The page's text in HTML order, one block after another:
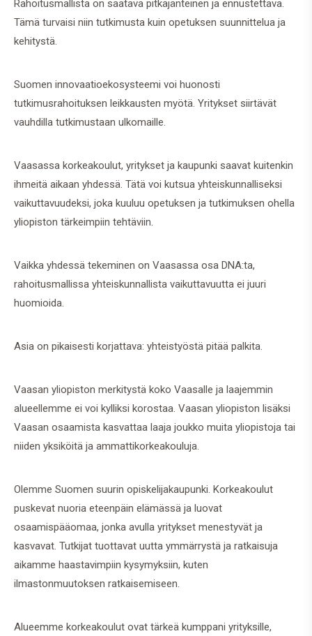
Rahoitusmallista on saatava pitkäjänteinen ja ennustettava.
Tämä turvaisi niin tutkimusta kuin opetuksen suunnittelua ja
kehitystä.
Suomen innovaatioekosysteemi voi huonosti
tutkimusrahoituksen leikkausten myötä. Yritykset siirtävät
vauhdilla tutkimustaan ulkomaille.
Vaasassa korkeakoulut, yritykset ja kaupunki saavat kuitenkin
ihmeitä aikaan yhdessä. Tätä voi kutsua yhteiskunnalliseksi
vaikuttavuudeksi, joka kuuluu opetuksen ja tutkimuksen ohella
yliopiston tärkeimpiin tehtäviin.
Vaikka yhdessä tekeminen on Vaasassa osa DNA:ta,
rahoitusmallissa yhteiskunnallista vaikuttavuutta ei juuri
huomioida.
Asia on pikaisesti korjattava: yhteistyöstä pitää palkita.
Vaasan yliopiston merkitystä koko Vaasalle ja laajemmin
alueellemme ei voi kylliksi korostaa. Vaasan yliopiston lisäksi
Vaasan osaamista kasvattaa laaja joukko muita yliopistoja tai
niiden yksiköitä ja ammattikorkeakouluja.
Olemme Suomen suurin opiskelijakaupunki. Korkeakoulut
puskevat nuoria eteenpäin elämässä ja luovat
osaamispääomaa, jonka avulla yritykset menestyvät ja
kasvavat. Tutkijat tuottavat uutta ymmärrystä ja ratkaisuja
aikamme haastavimpiin kysymyksiin, kuten
ilmastonmuutoksen ratkaisemiseen.
Alueemme korkeakoulut ovat tärkeä kumppani yrityksille,